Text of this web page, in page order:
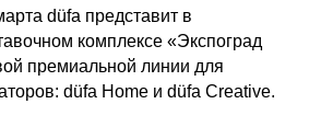
düfa представит в
комплексе «Экспоград
премиальной линии для
düfa Home и düfa Creative.